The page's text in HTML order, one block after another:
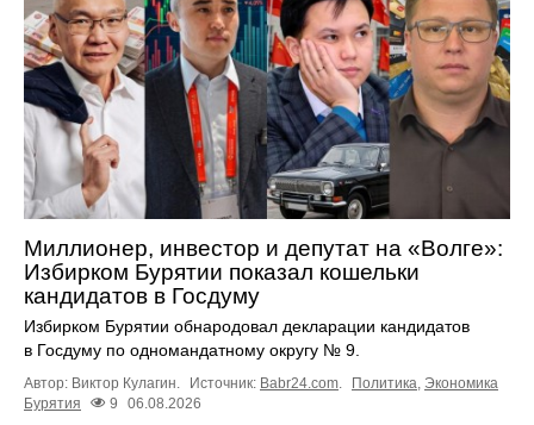
Миллионер, инвестор и депутат на «Волге»:
Избирком Бурятии показал кошельки
кандидатов в Госдуму
Избирком Бурятии обнародовал декларации кандидатов
в Госдуму по одномандатному округу № 9.
Автор: Виктор Кулагин. Источник: Babr24.com Политика Экономика
Бурятия
9 06.08.2026